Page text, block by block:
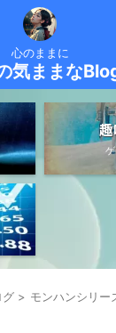
心のままに
気ままな
グ > モンハンシリー